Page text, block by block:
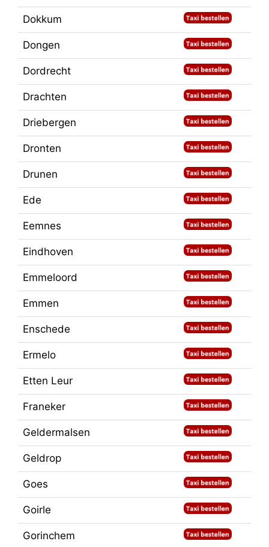
Dokkum
Dongen
Dordrecht
Drachten
Driebergen
Dronten
Drunen
Ede
Eemnes
Eindhoven
Emmeloord
Emmen
Enschede
Ermelo
Etten Leur
Franeker
Geldermalsen
Geldrop
Goes
Goirle
Gorinchem